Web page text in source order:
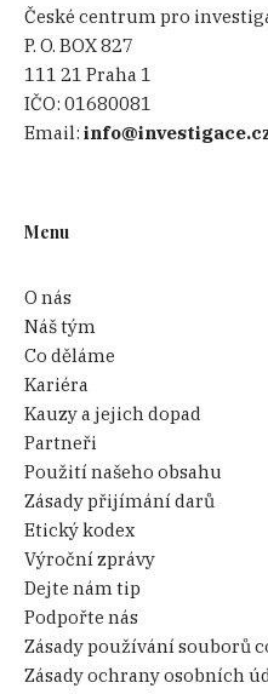
České centrum pro
P. O. BOX 827
111 21 Praha 1
IČO:01680081
Email:
Menu
O nás
Náš tým
Co děláme
Kariéra
Kauzy a jejich dopad
Partneři
Použití našeho obsahu
Zásady přijímání darů
Etický kodex
Výroční zprávy
Dejte nám tip
Podpořte nás
Zásady používání souborů
Zásady ochrany osobních